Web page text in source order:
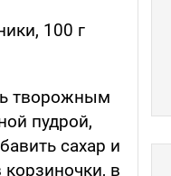
100 г
творожным
пудрой,
сахар и
в